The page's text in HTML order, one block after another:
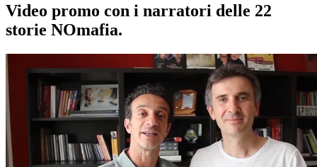
Video promo con i narratori delle 22
storie NOmafia.